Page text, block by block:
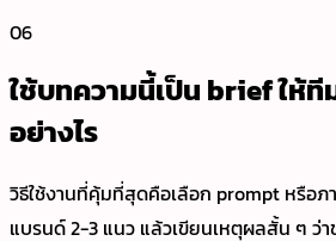
06
ใช้บทความนี้เป็น brief ให้
อย่างไร
วิธีใช้งานที่คุ้มที่สุดคือเลือก prompt หรือ
แบรนด์ 2-3 แนว แล้วเขียนเหตุผลสั้น ๆ ว่าช